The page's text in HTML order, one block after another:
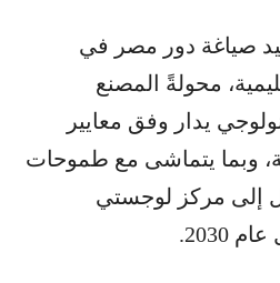
صياغة دور مصر في
محولةً المصنع
يدار وفق معايير
وبما يتماشى مع طموحات
إلى مركز لوجستي